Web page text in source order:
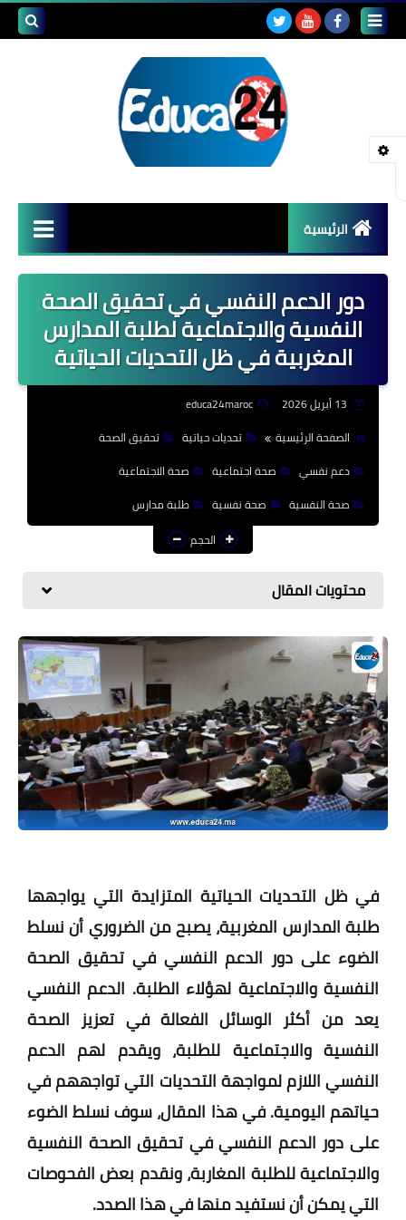
الرئيسية
أصداء المدارس
قضايا تربوية
مستجدات التعليم
مشاكل التعليم
مواضيع تربوية
وثائق تربوية
الشؤون الاجتماعية لأسرة
التعليم
دور الدعم النفسي في تحقيق الصحة
النفسية والاجتماعية لطلبة المدارس
المغربية في ظل التحديات الحياتية
educa24maroc
الصفحة الرئيسية
تحديات حياتية
تحقيق الصحة
دعم نفسي
صحة اجتماعية
صحة الاجتماعية
صحة النفسية
صحة نفسية
طلبة مدارس
الحجم
محتويات المقال
في ظل التحديات الحياتية المتزايدة التي يواجهها
طلبة المدارس المغربية، يصبح من الضروري أن نسلط
الضوء على دور الدعم النفسي في تحقيق الصحة
النفسية والاجتماعية لهؤلاء الطلبة. الدعم النفسي
يعد من أكثر الوسائل الفعالة في تعزيز الصحة
النفسية والاجتماعية للطلبة، ويقدم لهم الدعم
النفسي اللازم لمواجهة التحديات التي تواجههم في
حياتهم اليومية. في هذا المقال، سوف نسلط الضوء
على دور الدعم النفسي في تحقيق الصحة النفسية
والاجتماعية للطلبة المغاربة، ونقدم بعض الفحوصات
التي يمكن أن نستفيد منها في هذا الصدد.